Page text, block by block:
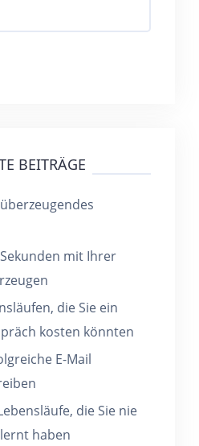
BEITRÄGE
mit Ihrer
die Sie ein
kosten könnten
E-Mail
die Sie nie
haben